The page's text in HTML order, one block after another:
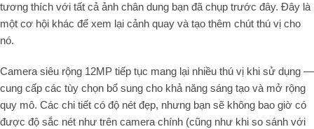
tương thích với tất cả ảnh chân dung bạn đã chụp trước đây. Đây là
một cơ hội khác để xem lại cảnh quay và tạo thêm chút thú vị cho
nó.
Camera siêu rộng 12MP tiếp tục mang lại nhiều thú vị khi sử dụng —
cung cấp các tùy chọn bổ sung cho khả năng sáng tạo và mở rộng
quy mô. Các chi tiết có độ nét đẹp, nhưng bạn sẽ không bao giờ có
được độ sắc nét như trên camera chính (cũng như khi so sánh với